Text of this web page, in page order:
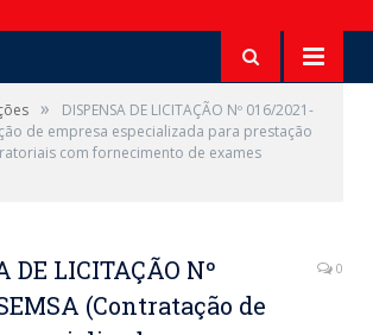
»
DISPENSA DE LICITAÇÃO Nº 016/2021-
de empresa especializada para prestação
com fornecimento de exames
DE LICITAÇÃO Nº
(Contratação de
0